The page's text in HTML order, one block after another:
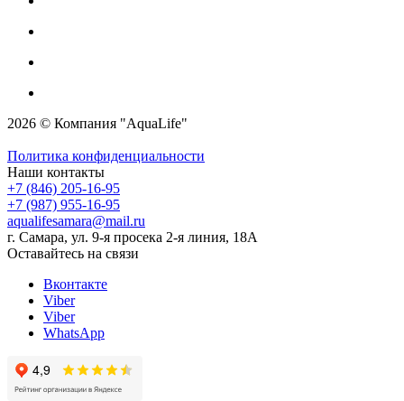
2026 © Компания "AquaLife"
Политика конфиденциальности
Наши контакты
+7 (846) 205-16-95
+7 (987) 955-16-95
aqualifesamara@mail.ru
г. Самара, ул. 9-я просека 2-я линия, 18А
Оставайтесь на связи
Вконтакте
Viber
Viber
WhatsApp